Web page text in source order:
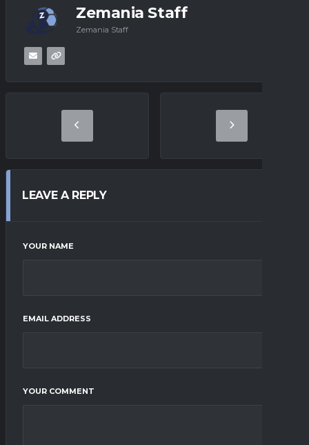
Zemania Staff
Zemania Staff
LEAVE A REPLY
YOUR NAME
EMAIL ADDRESS
YOUR COMMENT